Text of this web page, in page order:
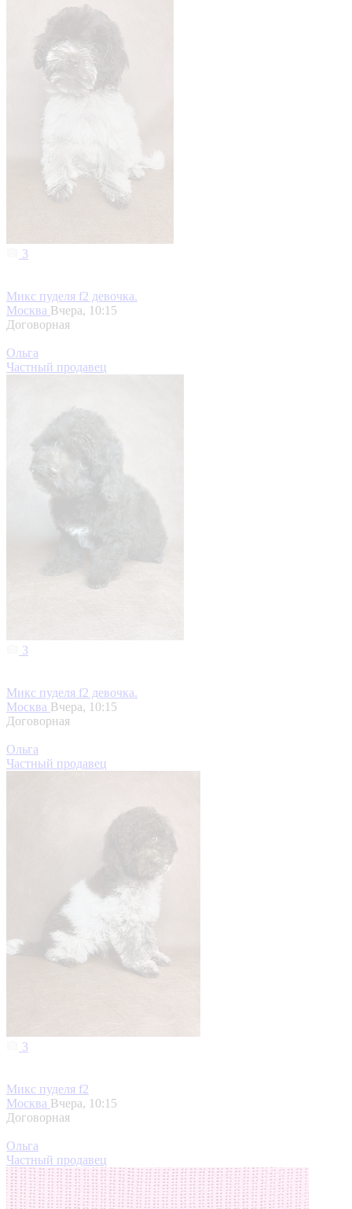
3
Микс пуделя f2 девочка.
Москва Вчера, 10:15
Договорная
Ольга
Частный продавец
3
Микс пуделя f2 девочка.
Москва Вчера, 10:15
Договорная
Ольга
Частный продавец
3
Микс пуделя f2
Москва Вчера, 10:15
Договорная
Ольга
Частный продавец